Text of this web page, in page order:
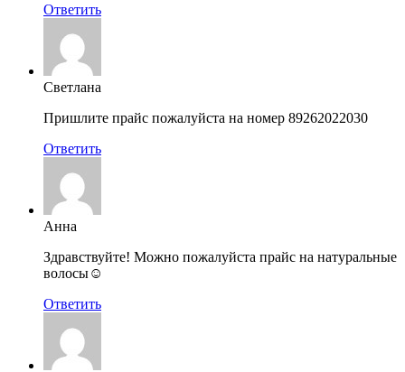
Ответить
Светлана
Пришлите прайс пожалуйста на номер 89262022030
Ответить
Анна
Здравствуйте! Можно пожалуйста прайс на натуральные
волосы☺️
Ответить